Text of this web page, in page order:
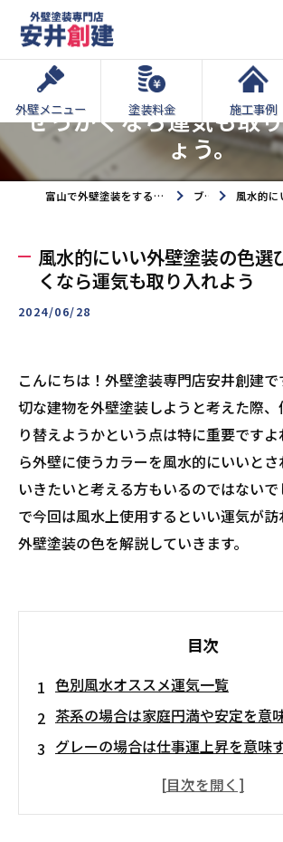
外壁メニュー 塗装料金 施工事例
風水的にいい外壁塗装
せっかくなら運気も取
ょう。
富山で外壁塗装をするなら外壁塗装専門店安井創建へ ブログ 風水的にいい外壁塗
風水的にいい外壁塗装の色選
くなら運気も取り入れよう
2024/06/28
こんにちは！外壁塗装専門店安井創建で
切な建物を外壁塗装しようと考えた際
り替えようかという点は特に重要です
ら外壁に使うカラーを風水的にいいと
いきたいと考える方もいるのではない
で今回は風水上使用するといい運気が訪
外壁塗装の色を解説していきます。
目次
色別風水オススメ運気一覧
茶系の場合は家庭円満や安定を意
グレーの場合は仕事運上昇を意味
青系の場合は仕事運・学力向上